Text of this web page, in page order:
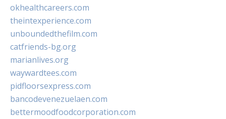
okhealthcareers.com
theintexperience.com
unboundedthefilm.com
catfriends-bg.org
marianlives.org
waywardtees.com
pidfloorsexpress.com
bancodevenezuelaen.com
bettermoodfoodcorporation.com